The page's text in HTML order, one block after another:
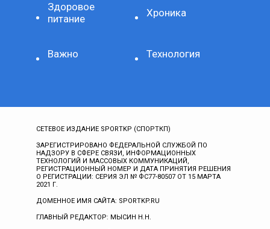
Здоровое
питание
Хроника
Важно Технология
СЕТЕВОЕ ИЗДАНИЕ SPORTKP (СПОРТКП)
ЗАРЕГИСТРИРОВАНО ФЕДЕРАЛЬНОЙ СЛУЖБОЙ ПО
НАДЗОРУ В СФЕРЕ СВЯЗИ, ИНФОРМАЦИОННЫХ
ТЕХНОЛОГИЙ И МАССОВЫХ КОММУНИКАЦИЙ,
РЕГИСТРАЦИОННЫЙ НОМЕР И ДАТА ПРИНЯТИЯ РЕШЕНИЯ
О РЕГИСТРАЦИИ: СЕРИЯ ЭЛ № ФС77-80507 ОТ 15 МАРТА
2021 Г.
ДОМЕННОЕ ИМЯ САЙТА: SPORTKP.RU
ГЛАВНЫЙ РЕДАКТОР: МЫСИН Н.Н.